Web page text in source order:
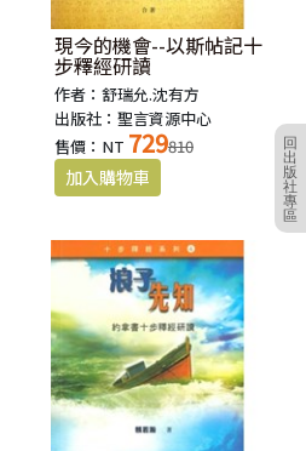
回
出
版
社
專
區
現今的機會--以斯帖記十
步釋經研讀
作者：舒瑞允.沈有方
出版社：聖言資源中心
售價：NT 729810